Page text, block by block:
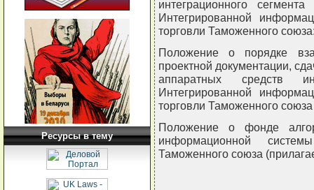
Ресурсы в тему
интеграционного
Интегрированной
торговли Таможенного
Положение о порядке
проектной документации,
аппаратных средств
Интегрированной
торговли Таможенного союза
Положение о фонде
информационной
Таможенного союза